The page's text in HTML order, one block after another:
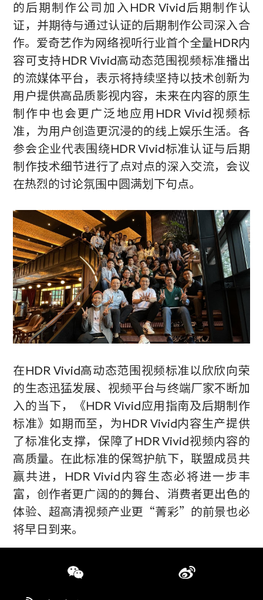
的后期制作公司加入 HDR Vivid 后期制作认
证，并期待与通过认证的后期制作公司深入合
作。爱奇艺作为网络视听行业首个全量HDR内
容可支持 HDR Vivid高动态范围视频标准播出
的流媒体平台，表示将持续坚持以技术创新为
用户提供高品质影视内容，未来在内容的原生
制作中也会更广泛地应用 HDR Vivid 视频标
准，为用户创造更沉浸的的线上娱乐生活。各
参会企业代表围绕 HDR Vivid标准认证与后期
制作技术细节进行了点对点的深入交流，会议
在热烈的讨论氛围中圆满划下句点。
在 HDR Vivid高动态范围视频标准以欣欣向荣
的生态迅猛发展、视频平台与终端厂家不断加
入的当下，《HDR Vivid 应用指南及后期制作
标准》如期而至，为 HDR Vivid内容生产提供
了标准化支撑，保障了 HDR Vivid视频内容的
高质量。在此标准的保驾护航下，联盟成员共
赢共进， HDR Vivid 内容生态必将进一步丰
富，创作者更广阔的的舞台、消费者更出色的
体验、超高清视频产业更“菁彩”的前景也必
将早日到来。